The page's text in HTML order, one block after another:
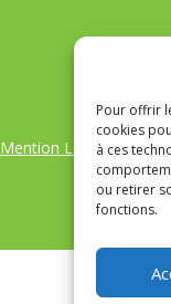
Pour offrir
cookies
à ces
ou retirer
fonctions.
Mention Légales